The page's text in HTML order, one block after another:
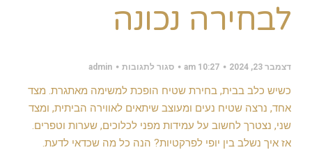
לבחירה נכונה
דצמבר 23, 2024 10:27 am סגור לתגובות על
לבחור
שטיח
עמיד
לבית
כלב?
admin
כשיש כלב בבית, בחירת שטיח הופכת למשימה מאתגרת. מצד
אחד, נרצה שטיח נעים ומעוצב שיתאים לאווירה הביתית, ומצד
שני, נצטרך לחשוב על עמידות מפני לכלוכים, שערות וטפרים.
אז איך נשלב בין יופי לפרקטיות? הנה כל מה שכדאי לדעת.